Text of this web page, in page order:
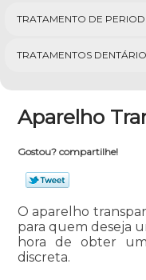
TRATAMENTO DE
TRATAMENTOS
Aparelho
Gostou? compartilhe!
O aparelho
para quem deseja
hora de obter
discreta.